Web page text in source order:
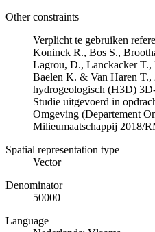
Other constraints
Verplicht te gebruiken
Koninck R., Bos S.,
Lagrou, D., Lanckacker T.,
Baelen K. & Van Haren
hydrogeologisch (H3D)
Studie uitgevoerd in
Omgeving (Departement
Milieumaatschappij 2018/
Spatial representation type
Vector
Denominator
50000
Language